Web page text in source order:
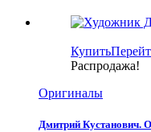
Купить
Распродажа!
Оригиналы
Дмитрий Кустанович.